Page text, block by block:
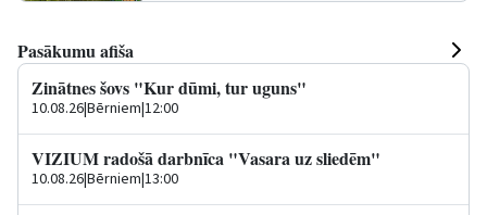
Pasākumu afiša
Zinātnes šovs "Kur dūmi, tur uguns"
10.08.26|Bērniem|12:00
VIZIUM radošā darbnīca "Vasara uz sliedēm"
10.08.26|Bērniem|13:00